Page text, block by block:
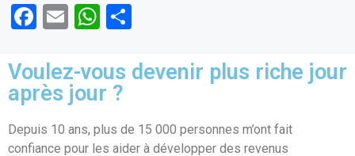
F
ce
b
o
o
E
ail
W
at
s
A
p
ta
er
Voulez-vous devenir plus riche jour
après jour ?
Depuis 10 ans, plus de 15 000 personnes m’ont fait
confiance pour les aider à développer des revenus